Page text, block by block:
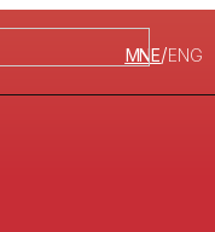
MNE/ENG